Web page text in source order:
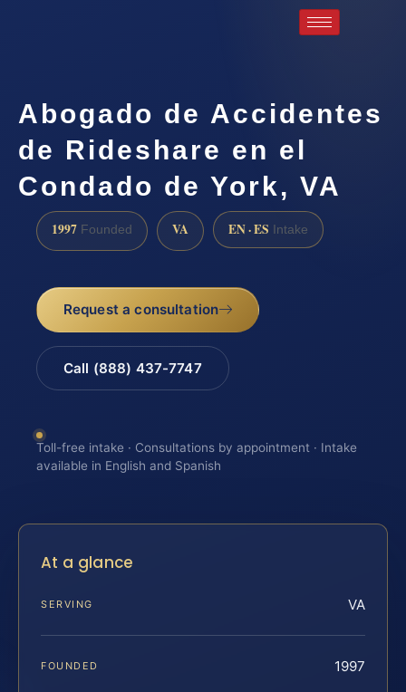
Abogado de Accidentes
de Rideshare en el
Condado de York, VA
1997 Founded VA EN · ES Intake
Request a consultation
Call (888) 437-7747
Toll-free intake · Consultations by appointment · Intake
available in English and Spanish
At a glance
SERVING VA
FOUNDED 1997